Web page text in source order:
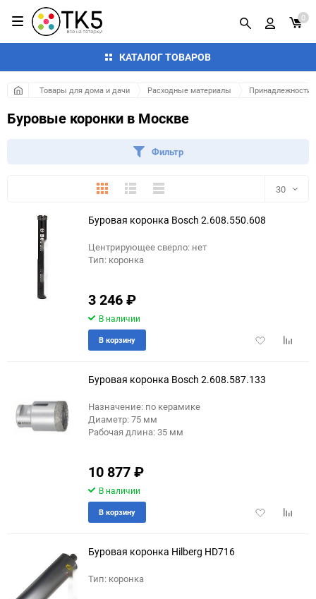
КАТАЛОГ ТОВАРОВ
0
Товары для дома и дачи Расходные материалы Принадлежности
Буровые коронки в Москве
Фильтр
ПлиткаПодробноКомпактно 30
30
Буровая коронка Bosch 2.608.550.608
Центрирующее сверло: нет
Тип: коронка
3 246₽
В наличии
Добавить
В корзину
Буровая коронка Bosch 2.608.587.133
Назначение: по керамике
Диаметр: 75 мм
Рабочая длина: 35 мм
10 877₽
В наличии
Добавить
В корзину
Буровая коронка Hilberg HD716
Тип: коронка